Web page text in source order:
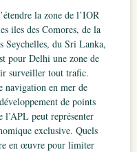
la zone de l’IOR
iles des Comores, de la
Seychelles, du Sri Lanka,
pour Delhi une zone de
surveiller tout trafic.
navigation en mer de
de points
l’APL peut représenter
exclusive. Quels
en œuvre pour limiter